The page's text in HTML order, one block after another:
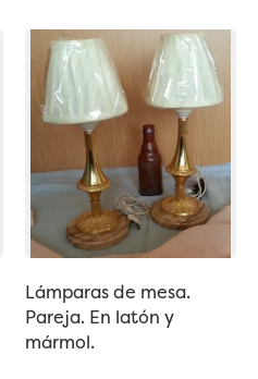
Lámparas de mesa.
Pareja. En latón y
mármol.